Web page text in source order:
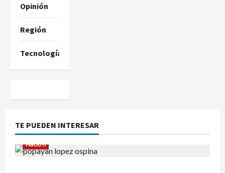
Opinión
Región
Tecnología
TE PUEDEN INTERESAR
Nación